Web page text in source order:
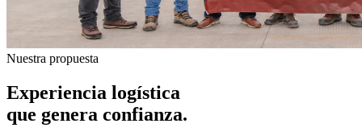
Nuestra propuesta
Experiencia logística
que genera confianza.